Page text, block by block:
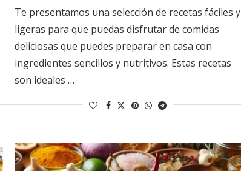
Te presentamos una selección de recetas fáciles y
ligeras para que puedas disfrutar de comidas
deliciosas que puedes preparar en casa con
ingredientes sencillos y nutritivos. Estas recetas
son ideales …